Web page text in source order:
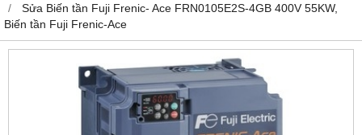
Sửa Biến tần Fuji Frenic- Ace FRN0105E2S-4GB 400V 55KW,
Biến tần Fuji Frenic-Ace